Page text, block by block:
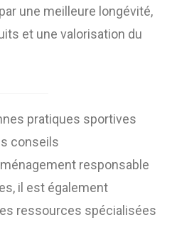
une meilleure longévité,
et une valorisation du
pratiques sportives
conseils
responsable
il est également
ressources spécialisées